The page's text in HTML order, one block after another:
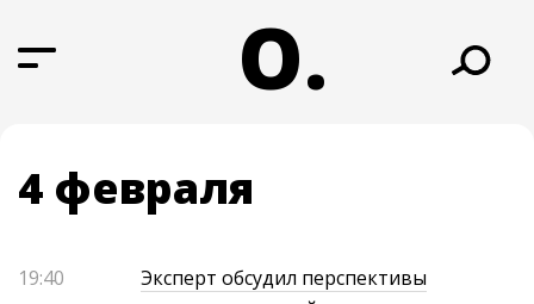
О.
4 февраля
19:40
Эксперт обсудил перспективы